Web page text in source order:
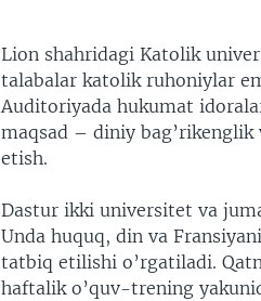
Lion shahridagi Katolik
talabalar katolik ruhoniylar
Auditoriyada hukumat
maqsad – diniy
etish.
Dastur ikki universitet va
Unda huquq, din va
tatbiq etilishi o’rgatiladi.
haftalik o’quv-trening